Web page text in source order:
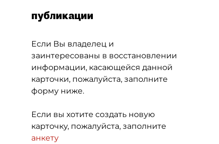
публикации
Если Вы владелец и
заинтересованы в восстановлении
информации, касающейся данной
карточки, пожалуйста, заполните
форму ниже.
Если вы хотите создать новую
карточку, пожалуйста, заполните
анкету